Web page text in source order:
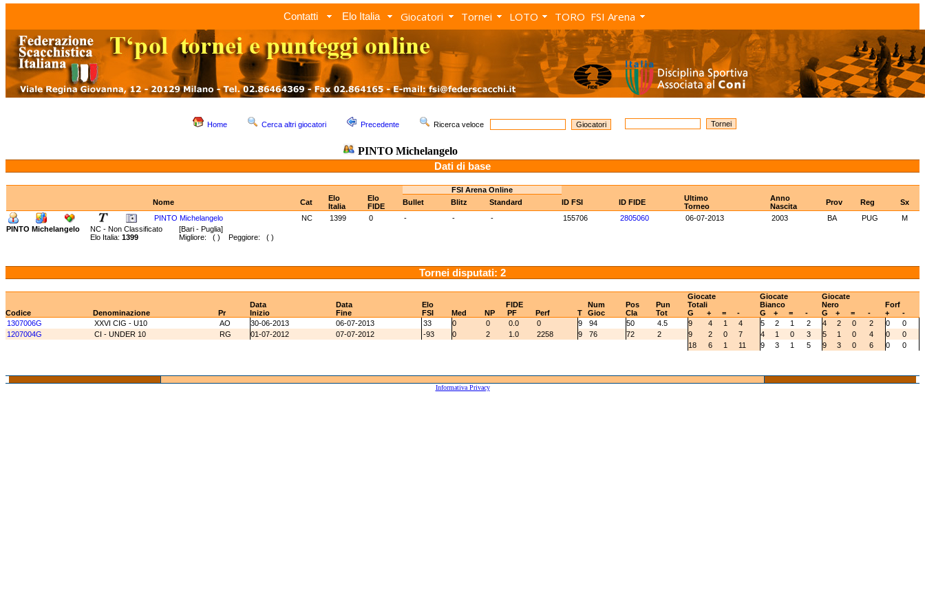
Contatti Elo Italia Giocatori Tornei LOTO TORO FSI Arena
Home Cerca altri giocatori Precedente Ricerca veloce
PINTO Michelangelo
Dati di base
FSI Arena Online
Nome
Cat
Elo
Italia
Elo
FIDE
Bullet Blitz Standard ID FSI ID FIDE
Ultimo
Torneo
Anno
Nascita
Prov Reg
Sx
PINTO Michelangelo
NC 1399 0 - - - 155706 2805060 06-07-2013 2003 BA PUG
M
PINTO Michelangelo
NC - Non Classificato [Bari - Puglia]
Elo Italia: 1399 Migliore: ( ) Peggiore: ( )
Tornei disputati: 2
Data Data Elo FIDE Num Pos Pun
Giocate
Totali
Giocate
Bianco
Giocate
Nero
Forf
Codice
Denominazione Pr Inizio Fine FSI Med NP PF Perf T Gioc Cla Tot G + = - G + = - G + = - +
-
1307006G
XXVI CIG - U10 AO 30-06-2013 06-07-2013 33 0 0 0.0 0 9 94 50 4.5 9 4 1 4 5 2 1 2 4 2 0 2 0
0
1207004G
CI - UNDER 10 RG 01-07-2012 07-07-2012 -93 0 2 1.0 2258 9 76 72 2 9 2 0 7 4 1 0 3 5 1 0 4 0
0
18
6 1 11 9 3 1 5 9 3 0 6 0 0
Informativa Privacy